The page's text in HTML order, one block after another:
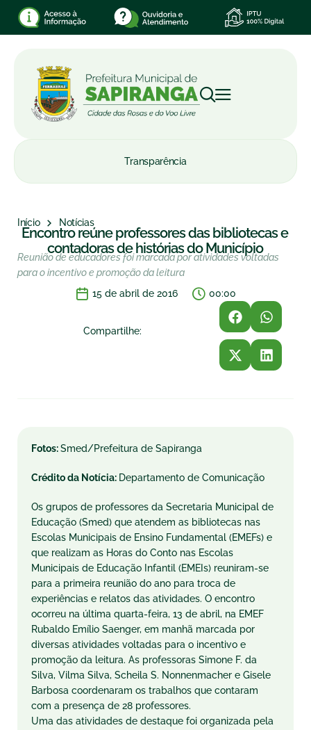
Transparência
Início Notícias
Encontro reúne professores das bibliotecas e
contadoras de histórias do Município
Reunião de educadores foi marcada por atividades voltadas
para o incentivo e promoção da leitura
15 de abril de 2016
00:00
Compartilhe:
Fotos:Smed/Prefeitura de Sapiranga
Crédito da Notícia: Departamento de Comunicação
Os grupos de professores da Secretaria Municipal de
Educação (Smed) que atendem as bibliotecas nas
Escolas Municipais de Ensino Fundamental (EMEFs) e
que realizam as Horas do Conto nas Escolas
Municipais de Educação Infantil (EMEIs) reuniram-se
para a primeira reunião do ano para troca de
experiências e relatos das atividades. O encontro
ocorreu na última quarta-feira, 13 de abril, na EMEF
Rubaldo Emílio Saenger, em manhã marcada por
diversas atividades voltadas para o incentivo e
promoção da leitura. As professoras Simone F. da
Silva, Vilma Silva, Scheila S. Nonnenmacher e Gisele
Barbosa coordenaram os trabalhos que contaram
com a presença de 28 professores.
Uma das atividades de destaque foi organizada pela